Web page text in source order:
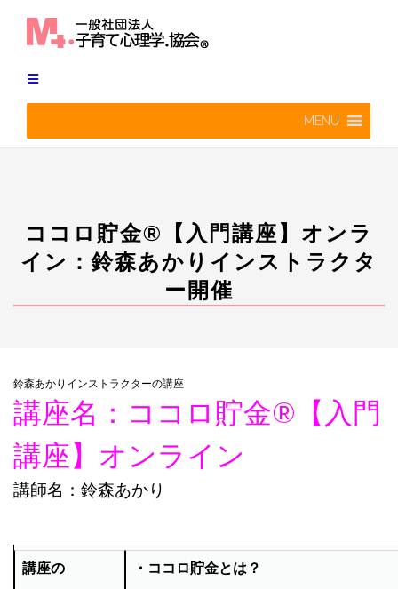
MENU
ココロ貯金®︎【入門講座】オンラ
イン：鈴森あかりインストラクタ
ー開催
鈴森あかりインストラクターの講座
講座名：ココロ貯金®︎【入門
講座】オンライン
講師名：鈴森あかり
講座の ・ココロ貯金とは？